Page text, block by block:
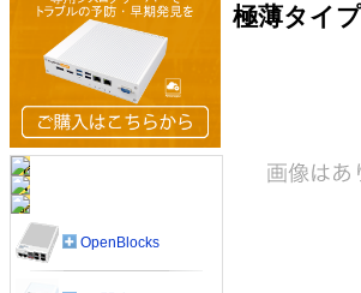
極薄タイ
OpenBlocks